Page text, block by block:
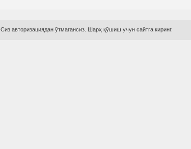
Сиз авторизациядан ўтмагансиз. Шарҳ қўшиш учун сайтга киринг.